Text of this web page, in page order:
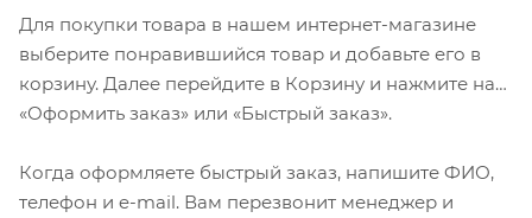
Для покупки товара в нашем интернет-магазине
выберите понравившийся товар и добавьте его в
корзину. Далее перейдите в Корзину и нажмите на
«Оформить заказ» или «Быстрый заказ».
Когда оформляете быстрый заказ, напишите ФИО,
телефон и e-mail. Вам перезвонит менеджер и